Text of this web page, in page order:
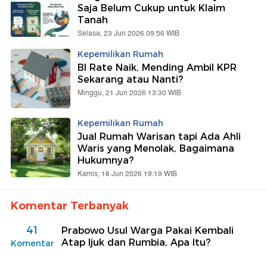
Saja Belum Cukup untuk Klaim
Tanah
Selasa, 23 Jun 2026 09:56 WIB
Kepemilikan Rumah
BI Rate Naik, Mending Ambil KPR
Sekarang atau Nanti?
Minggu, 21 Jun 2026 13:30 WIB
Kepemilikan Rumah
Jual Rumah Warisan tapi Ada Ahli
Waris yang Menolak, Bagaimana
Hukumnya?
Kamis, 18 Jun 2026 19:19 WIB
Komentar Terbanyak
41
Komentar
Prabowo Usul Warga Pakai Kembali
Atap Ijuk dan Rumbia, Apa Itu?